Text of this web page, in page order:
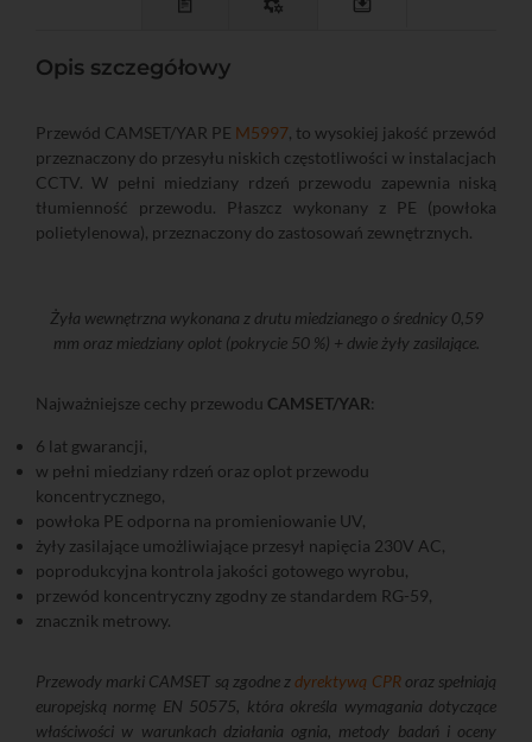
Opis szczegółowy
Przewód CAMSET/YAR PE M5997, to wysokiej jakość przewód
przeznaczony do przesyłu niskich częstotliwości w instalacjach
CCTV. W pełni miedziany rdzeń przewodu zapewnia niską
tłumienność przewodu. Płaszcz wykonany z PE (powłoka
polietylenowa), przeznaczony do zastosowań zewnętrznych.
Żyła wewnętrzna wykonana z drutu miedzianego o średnicy 0,59
mm oraz miedziany oplot (pokrycie 50 %) + dwie żyły zasilające.
Najważniejsze cechy przewodu CAMSET/YAR:
6 lat gwarancji,
w pełni miedziany rdzeń oraz oplot przewodu
koncentrycznego,
powłoka PE odporna na promieniowanie UV,
żyły zasilające umożliwiające przesył napięcia 230V AC,
poprodukcyjna kontrola jakości gotowego wyrobu,
przewód koncentryczny zgodny ze standardem RG-59,
znacznik metrowy.
Przewody marki CAMSET są zgodne zdyrektywą CPRoraz spełniają
europejską normę EN 50575, która określa wymagania dotyczące
właściwości w warunkach działania ognia, metody badań i oceny